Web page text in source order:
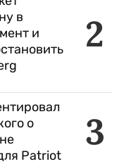
2
в
и
3
о
Patriot